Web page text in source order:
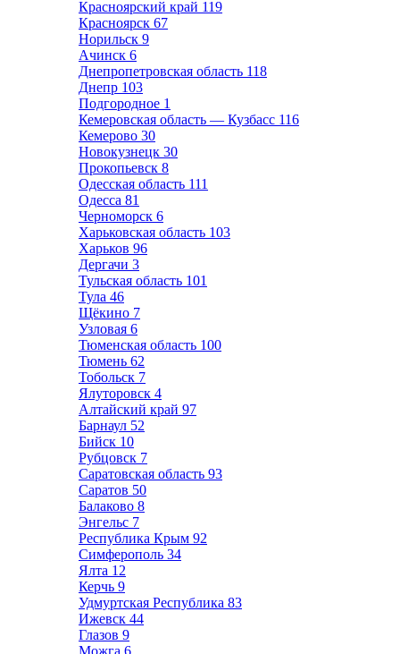
Красноярский край 119
Красноярск 67
Норильск 9
Ачинск 6
Днепропетровская область 118
Днепр 103
Подгородное 1
Кемеровская область — Кузбасс 116
Кемерово 30
Новокузнецк 30
Прокопьевск 8
Одесская область 111
Одесса 81
Черноморск 6
Харьковская область 103
Харьков 96
Дергачи 3
Тульская область 101
Тула 46
Щёкино 7
Узловая 6
Тюменская область 100
Тюмень 62
Тобольск 7
Ялуторовск 4
Алтайский край 97
Барнаул 52
Бийск 10
Рубцовск 7
Саратовская область 93
Саратов 50
Балаково 8
Энгельс 7
Республика Крым 92
Симферополь 34
Ялта 12
Керчь 9
Удмуртская Республика 83
Ижевск 44
Глазов 9
Можга 6